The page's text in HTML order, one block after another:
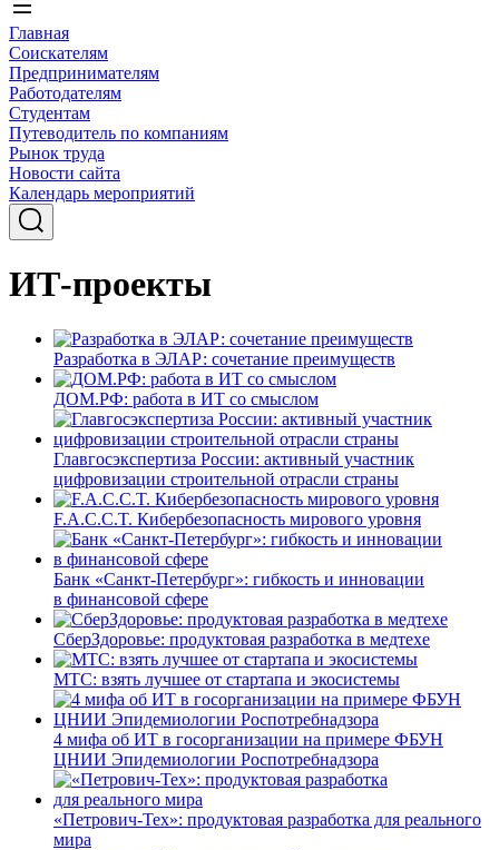
Главная
Соискателям
Предпринимателям
Работодателям
Студентам
Путеводитель по компаниям
Рынок труда
Новости сайта
Календарь мероприятий
ИТ-проекты
Разработка в ЭЛАР: сочетание преимуществ
ДОМ.РФ: работа в ИТ со смыслом
Главгосэкспертиза России: активный участник
цифровизации строительной отрасли страны
F.A.C.C.T. Кибербезопасность мирового уровня
Банк «Санкт-Петербург»: гибкость и инновации
в финансовой сфере
СберЗдоровье: продуктовая разработка в медтехе
МТС: взять лучшее от стартапа и экосистемы
4 мифа об ИТ в госорганизации на примере ФБУН
ЦНИИ Эпидемиологии Роспотребнадзора
«Петрович-Тех»: продуктовая разработка для реального
мира